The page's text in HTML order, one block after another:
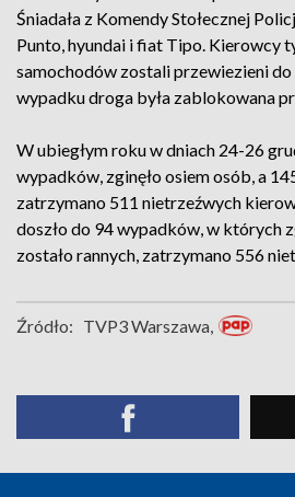
Śniadała z Komendy Stołecznej
Punto, hyundai i fiat Tipo. Kierowcy
samochodów zostali przewiezieni
wypadku droga była zablokowana
W ubiegłym roku w dniach 24-26
wypadków, zginęło osiem osób, a
zatrzymano 511 nietrzeźwych
doszło do 94 wypadków, w których
zostało rannych, zatrzymano 556
Źródło: TVP3 Warszawa,